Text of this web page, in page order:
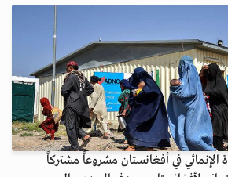
الإنمائي في أفغانستان مشروعاً مشتركاً